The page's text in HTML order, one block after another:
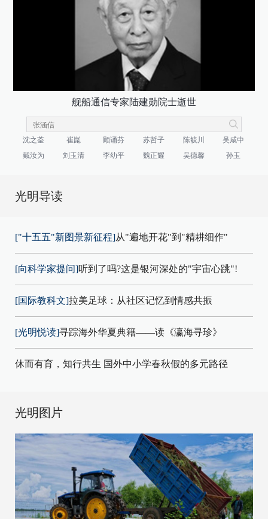
舰船通信专家陆建勋院士逝世
沈之荃 崔崑 顾诵芬 苏哲子 陈毓川
吴咸中
戴汝为
刘玉清 李幼平 魏正耀 吴德馨 孙玉
光明导读
["十五五"新图景新征程]从"遍地开花"到"精耕细作"
[向科学家提问]听到了吗?这是银河深处的"宇宙心跳"!
[国际教科文]拉美足球：从社区记忆到情感共振
[光明悦读]寻踪海外华夏典籍——读《瀛海寻珍》
休而有育，知行共生 国外中小学春秋假的多元路径
光明图片